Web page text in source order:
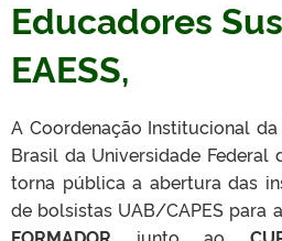
Educadores
EAESS,
A Coordenação Institucional
Brasil da Universidade Federal
torna pública a abertura das
de bolsistas UAB/CAPES para